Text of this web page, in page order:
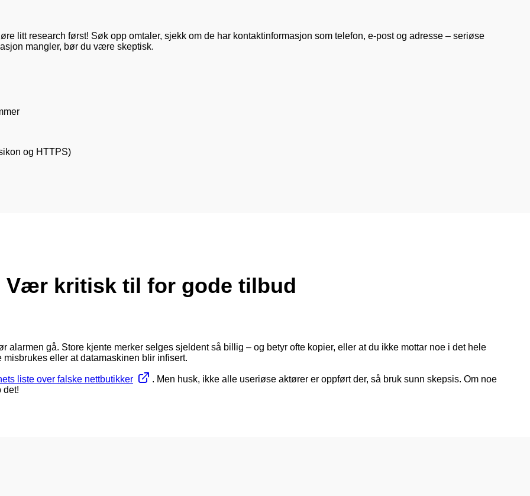
litt research først! Søk opp omtaler, sjekk om de har kontaktinformasjon som telefon, e-post og adresse – seriøse
mangler, bør du være skeptisk.
og HTTPS)
Vær kritisk til for gode tilbud
alarmen gå. Store kjente merker selges sjeldent så billig – og betyr ofte kopier, eller at du ikke mottar noe i det hele
eller at datamaskinen blir infisert.
liste over falske nettbutikker
. Men husk, ikke alle useriøse aktører er oppført der, så bruk sunn skepsis. Om noe
det!